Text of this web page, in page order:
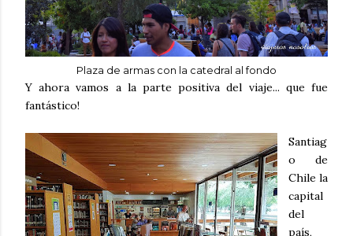
Plaza de armas con la catedral al fondo
Y ahora vamos a la parte positiva del viaje... que fue
fantástico!
Santiag
o de
Chile la
capital
del
país,